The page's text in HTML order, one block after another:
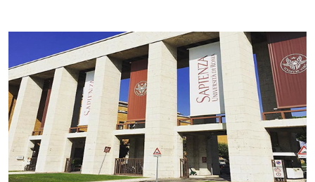
Benvenuti nel sito del